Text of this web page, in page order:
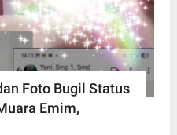
Foto Bugil Status
Emim,